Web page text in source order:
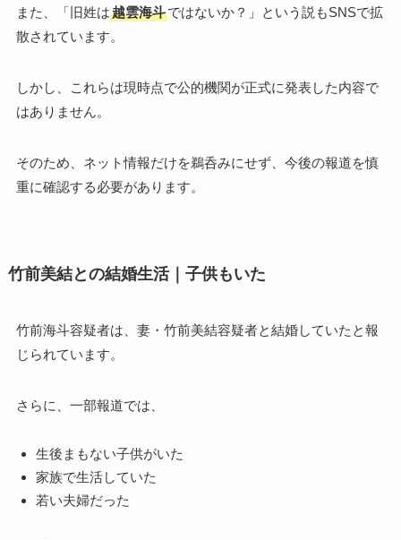
また、「旧姓は越雲海斗ではないか？」という説もSNSで拡
散されています。
しかし、これらは現時点で公的機関が正式に発表した内容で
はありません。
そのため、ネット情報だけを鵜呑みにせず、今後の報道を慎
重に確認する必要があります。
竹前美結との結婚生活｜子供もいた
竹前海斗容疑者は、妻・竹前美結容疑者と結婚していたと報
じられています。
さらに、一部報道では、
生後まもない子供がいた
家族で生活していた
若い夫婦だった